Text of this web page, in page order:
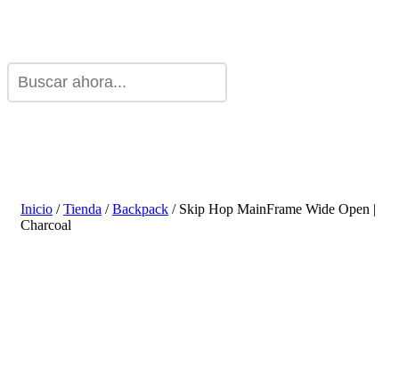
Inicio /Tienda /Backpack / Skip Hop MainFrame Wide Open |
Charcoal